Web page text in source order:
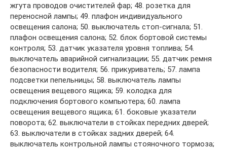
жгута проводов очистителей фар; 48. розетка для
переносной лампы; 49. плафон индивидуального
освещения салона; 50. выключатель стоп-сигнала; 51.
плафон освещения салона; 52. блок бортовой системы
контроля; 53. датчик указателя уровня топлива; 54.
выключатель аварийной сигнализации; 55. датчик ремня
безопасности водителя; 56. прикуриватель; 57. лампа
подсветки пепельницы; 58. выключатель лампы
освещения вещевого ящика; 59. колодка для
подключения бортового компьютера; 60. лампа
освещения вещевого ящика; 61. боковые указатели
поворота; 62. выключатели в стойках передних дверей;
63. выключатели в стойках задних дверей; 64.
выключатель контрольной лампы стояночного тормоза;